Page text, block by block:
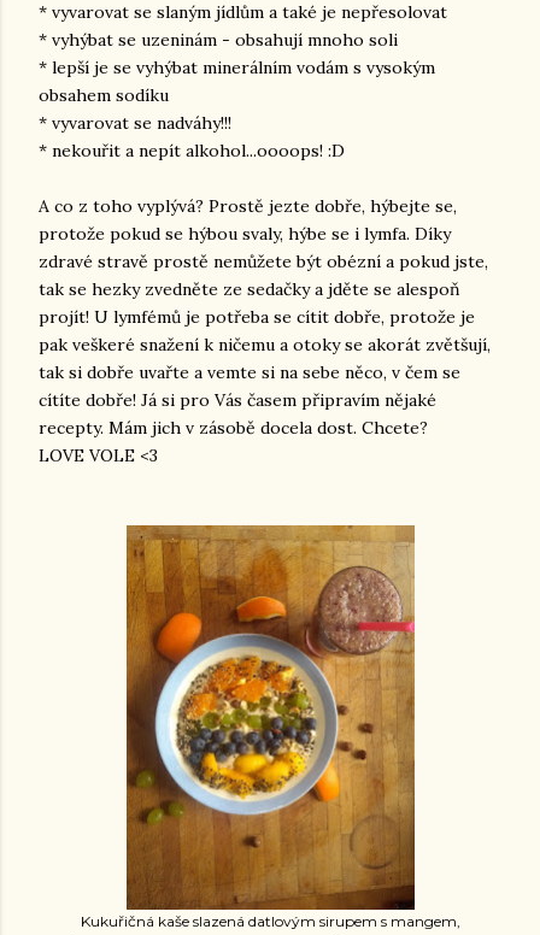
* vyvarovat se slaným jídlům a také je nepřesolovat
* vyhýbat se uzeninám - obsahují mnoho soli
* lepší je se vyhýbat minerálním vodám s vysokým
obsahem sodíku
* vyvarovat se nadváhy!!!
* nekouřit a nepít alkohol...oooops! :D
A co z toho vyplývá? Prostě jezte dobře, hýbejte se,
protože pokud se hýbou svaly, hýbe se i lymfa. Díky
zdravé stravě prostě nemůžete být obézní a pokud jste,
tak se hezky zvedněte ze sedačky a jděte se alespoň
projít! U lymfémů je potřeba se cítit dobře, protože je
pak veškeré snažení k ničemu a otoky se akorát zvětšují,
tak si dobře uvařte a vemte si na sebe něco, v čem se
cítíte dobře! Já si pro Vás časem připravím nějaké
recepty. Mám jich v zásobě docela dost. Chcete?
LOVE VOLE <3
Kukuřičná kaše slazená datlovým sirupem s mangem,